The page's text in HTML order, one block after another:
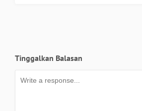
Tinggalkan Balasan